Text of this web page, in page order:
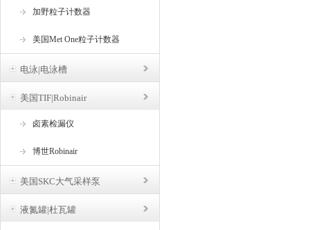
加野粒子计数器
美国Met One粒子计数器
电泳|电泳槽
美国TIF|Robinair
卤素检漏仪
博世Robinair
美国SKC大气采样泵
液氮罐|杜瓦罐